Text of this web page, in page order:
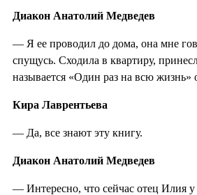
Диакон Анатолий Медведев
— Я ее проводил до дома, она мне
спущусь. Сходила в квартиру,
называется «Один раз на всю
Кира Лаврентьева
— Да, все знают эту книгу.
Диакон Анатолий Медведев
— Интересно, что сейчас отец Илия у